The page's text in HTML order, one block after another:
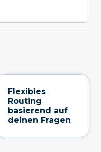
Flexibles
Routing
basierend auf
deinen Fragen